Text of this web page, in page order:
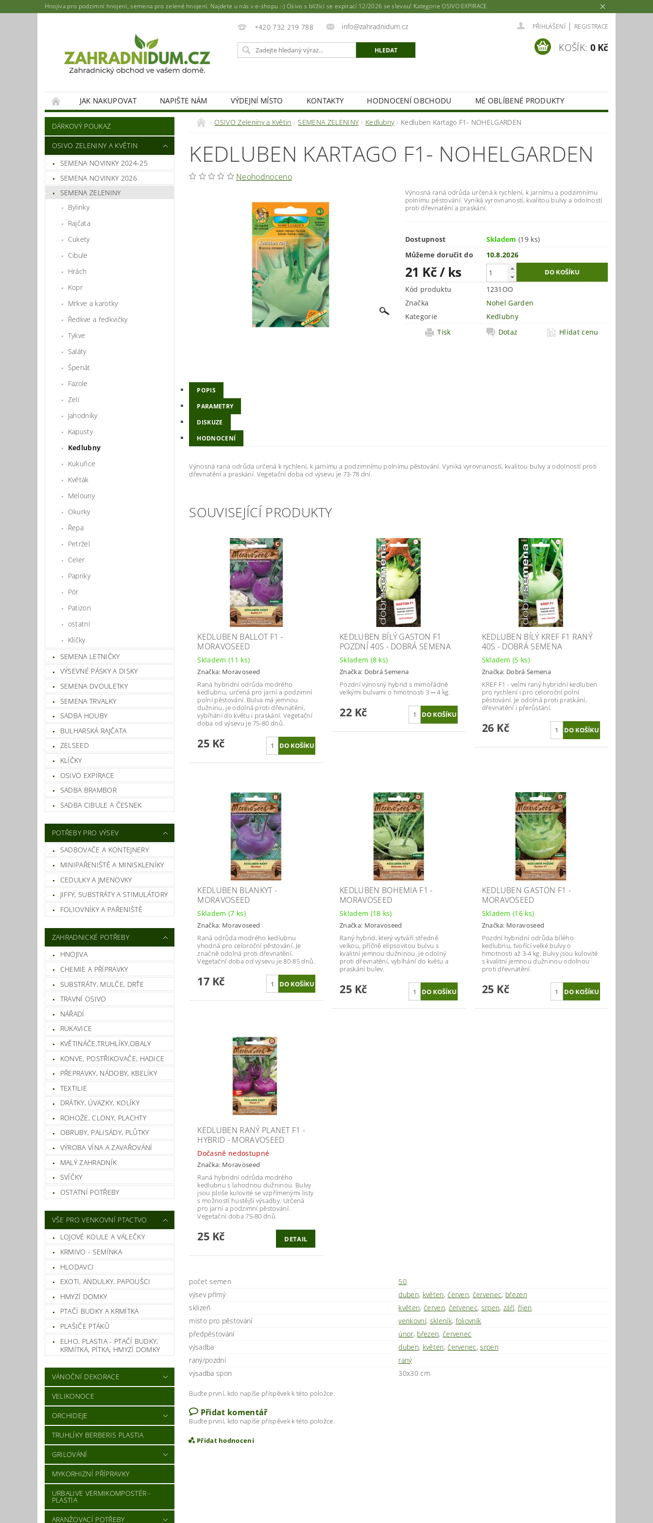
Hnojiva pro podzimní hnojení, semena pro zelené hnojení. Najdete u nás v e-shopu :-) Osivo s blížící se expirací 12/2026 se slevou! Kategorie OSIVO EXPIRACE.
+420 732 219 788 info@zahradnidum.cz PŘIHLÁŠENÍ | REGISTRACE
KOŠÍK: 0 Kč
JAK NAKUPOVAT NAPIŠTE NÁM VÝDEJNÍ MÍSTO KONTAKTY HODNOCENÍ OBCHODU MÉ OBLÍBENÉ PRODUKTY
DÁRKOVÝ POUKAZ
OSIVO ZELENINY A KVĚTIN
SEMENA NOVINKY 2024-25
SEMENA NOVINKY 2026
SEMENA ZELENINY
Bylinky
Rajčata
Cukety
Cibule
Hrách
Kopr
Mrkve a karotky
Ředkve a ředkvičky
Tykve
Saláty
Špenát
Fazole
Zelí
Jahodníky
Kapusty
Kedlubny
Kukuřice
Květák
Melouny
Okurky
Řepa
Petržel
Celer
Papriky
Pór
Patizon
ostatní
Klíčky
SEMENA LETNIČKY
VÝSEVNÉ PÁSKY A DISKY
SEMENA DVOULETKY
SEMENA TRVALKY
SADBA HOUBY
BULHARSKÁ RAJČATA
ZELSEED
KLÍČKY
OSIVO EXPIRACE
SADBA BRAMBOR
SADBA CIBULE A ČESNEK
POTŘEBY PRO VÝSEV
SADBOVAČE A KONTEJNERY
MINIPAŘENIŠTĚ A MINISKLENÍKY
CEDULKY A JMENOVKY
JIFFY, SUBSTRÁTY A STIMULÁTORY
FOLIOVNÍKY A PAŘENIŠTĚ
ZAHRADNICKÉ POTŘEBY
HNOJIVA
CHEMIE A PŘÍPRAVKY
SUBSTRÁTY, MULČE, DRŤE
TRAVNÍ OSIVO
NÁŘADÍ
RUKAVICE
KVĚTINÁČE,TRUHLÍKY,OBALY
KONVE, POSTŘIKOVAČE, HADICE
PŘEPRAVKY, NÁDOBY, KBELÍKY
TEXTILIE
DRÁTKY, ÚVAZKY, KOLÍKY
ROHOŽE, CLONY, PLACHTY
OBRUBY, PALISÁDY, PLŮTKY
VÝROBA VÍNA A ZAVAŘOVÁNÍ
MALÝ ZAHRADNÍK
SVÍČKY
OSTATNÍ POTŘEBY
VŠE PRO VENKOVNÍ PTACTVO
LOJOVÉ KOULE A VÁLEČKY
KRMIVO - SEMÍNKA
HLODAVCI
EXOTI, ANDULKY, PAPOUŠCI
HMYZÍ DOMKY
PTAČÍ BUDKY A KRMÍTKA
PLAŠIČE PTÁKŮ
ELHO, PLASTIA - PTAČÍ BUDKY,
KRMÍTKA, PÍTKA, HMYZÍ DOMKY
VÁNOČNÍ DEKORACE
VELIKONOCE
ORCHIDEJE
TRUHLÍKY BERBERIS PLASTIA
GRILOVÁNÍ
MYKORHIZNÍ PŘÍPRAVKY
URBALIVE VERMIKOMPOSTÉR -
PLASTIA
ARANŽOVACÍ POTŘEBY
OSIVO Zeleniny a Květin SEMENA ZELENINY Kedlubny Kedluben Kartago F1- NOHELGARDEN
KEDLUBEN KARTAGO F1- NOHELGARDEN
Neohodnoceno
Výnosná raná odrůda určená k rychlení, k jarnímu a podzimnímu
polnímu pěstování. Vyniká vyrovnaností, kvalitou bulvy a odolností
proti dřevnatění a praskání.
Dostupnost Skladem(19 ks)
Můžeme doručit do
10.8.2026
21 Kč/ ks
Kód produktu
1231OO
Značka
Nohel Garden
Kategorie
Kedlubny
Tisk
Dotaz Hlídat cenu
POPIS
PARAMETRY
DISKUZE
HODNOCENÍ
Výnosná raná odrůda určená k rychlení, k jarnímu a podzimnímu polnímu pěstování. Vyniká vyrovnaností, kvalitou bulvy a odolností proti
dřevnatění a praskání. Vegetační doba od výsevu je 73-78 dní.
SOUVISEJÍCÍ PRODUKTY
KEDLUBEN BALLOT F1 -
MORAVOSEED
Skladem (11 ks)
Značka: Moravoseed
Raná hybridní odrůda modrého
kedlubnu, určená pro jarní a podzimní
polní pěstování. Bulva má jemnou
dužninu, je odolná proti dřevnatění,
vybíhání do květu i praskání. Vegetační
doba od výsevu je 75-80 dnů.
25 Kč
KEDLUBEN BÍLÝ GASTON F1
POZDNÍ 40S - DOBRÁ SEMENA
Skladem (8 ks)
Značka: Dobrá Semena
Pozdní výnosný hybrid s mimořádně
velkými bulvami o hmotnosti 3 ─ 4 kg.
22 Kč
KEDLUBEN BÍLÝ KREF F1 RANÝ
40S - DOBRÁ SEMENA
Skladem(5 ks)
Značka: Dobrá Semena
KREF F1 - velmi raný hybridní kedluben
pro rychlení i pro celoroční polní
pěstování. Je odolná proti praskání,
dřevnatění i přerůstání.
26 Kč
KEDLUBEN BLANKYT -
MORAVOSEED
Skladem (7 ks)
Značka: Moravoseed
Raná odrůda modrého kedlubnu
vhodná pro celoroční pěstování. Je
značně odolná proti dřevnatění.
Vegetační doba od výsevu je 80-85 dnů.
17 Kč
KEDLUBEN BOHEMIA F1 -
MORAVOSEED
Skladem (18 ks)
Značka: Moravoseed
Raný hybrid, který vytváří středně
velkou, příčně elipsovitou bulvu s
kvalitní jemnou dužninou. Je odolný
proti dřevnatění, vybíhání do květu a
praskání bulev.
25 Kč
KEDLUBEN GASTON F1 -
MORAVOSEED
Skladem(16 ks)
Značka: Moravoseed
Pozdní hybridní odrůda bílého
kedlubnu, tvořící velké bulvy o
hmotnosti až 3-4 kg. Bulvy jsou kulovité
s kvalitní jemnou dužninou odolnou
proti dřevnatění.
25 Kč
KEDLUBEN RANÝ PLANET F1 -
HYBRID - MORAVOSEED
Dočasně nedostupné
Značka: Moravoseed
Raná hybridní odrůda modrého
kedlubnu s lahodnou dužninou. Bulvy
jsou ploše kulovité se vzpřímenými listy
s možností hustější výsadby. Určená
pro jarní a podzimní pěstování.
Vegetační doba 75-80 dnů.
25 Kč DETAIL
počet semen
50
výsev přímý
duben, květen,červen, červenec, březen
sklizeň
květen, červen, červenec, srpen, září, říjen
místo pro pěstování
venkovní, skleník, foliovník
předpěstování
únor, březen, červenec
výsadba
duben, květen,červenec,srpen
raný/pozdní
raný
výsadba spon
30x30 cm
Buďte první, kdo napíše příspěvek k této položce.
Přidat komentář
Buďte první, kdo napíše příspěvek k této položce.
Přidat hodnocení